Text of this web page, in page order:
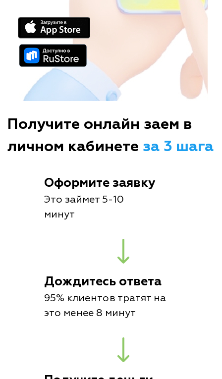
Получите онлайн заем в
личном кабинете за 3 шага
Оформите заявку
Это займет 5-10
минут
Дождитесь ответа
95% клиентов тратят на
это менее 8 минут